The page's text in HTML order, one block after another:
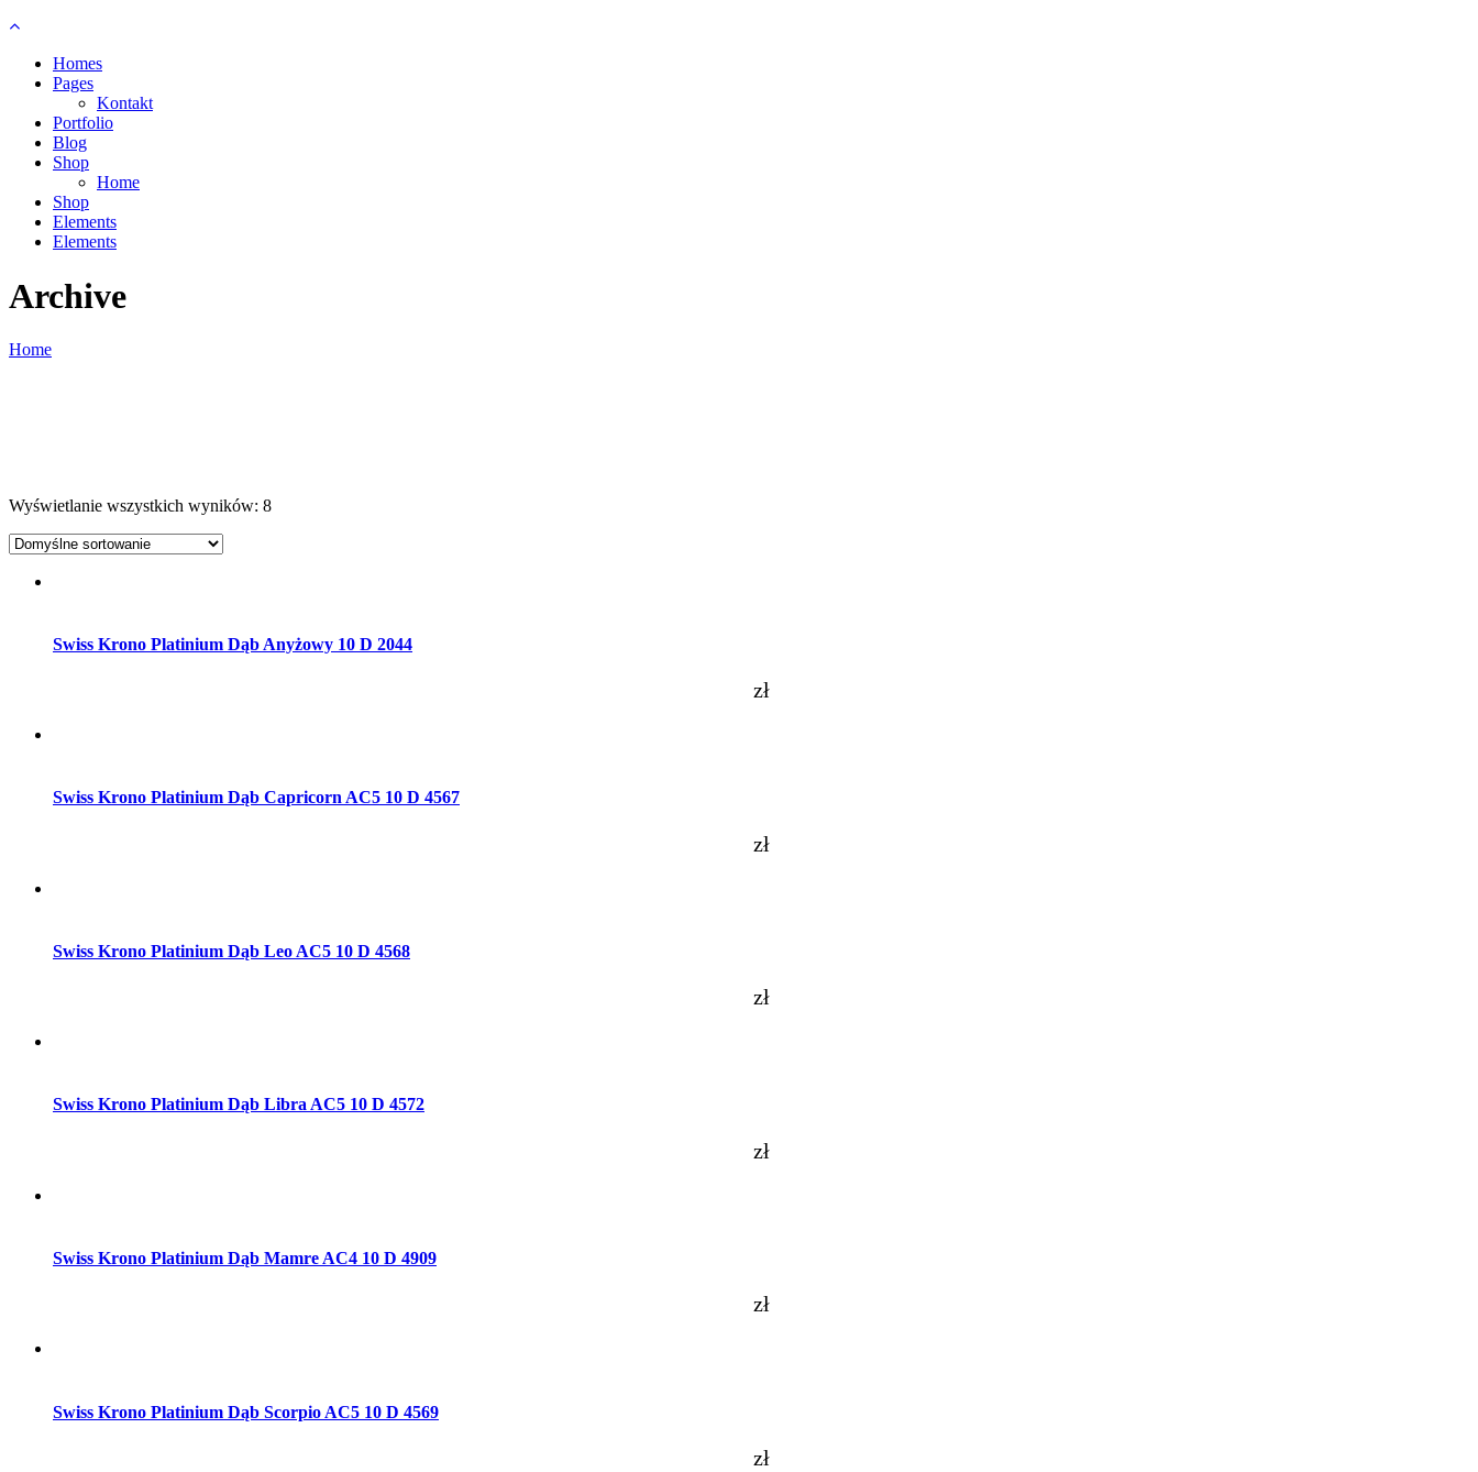
Homes
Pages
Kontakt
Portfolio
Blog
Shop
Home
Shop
Elements
Elements
Archive
Home
Wyświetlanie wszystkich wyników: 8
Swiss Krono Platinium Dąb Anyżowy 10 D 2044
zł
Swiss Krono Platinium Dąb Capricorn AC5 10 D 4567
zł
Swiss Krono Platinium Dąb Leo AC5 10 D 4568
zł
Swiss Krono Platinium Dąb Libra AC5 10 D 4572
zł
Swiss Krono Platinium Dąb Mamre AC4 10 D 4909
zł
Swiss Krono Platinium Dąb Scorpio AC5 10 D 4569
zł